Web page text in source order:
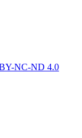
NC-ND 4.0